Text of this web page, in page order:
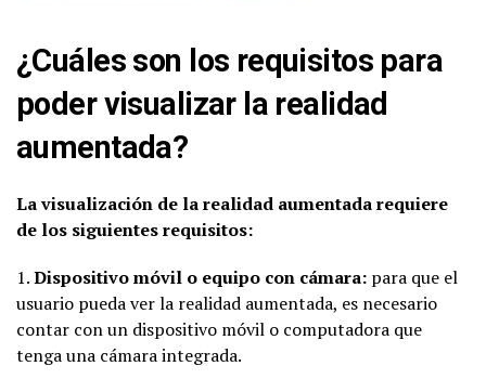
¿Cuáles son los requisitos para
poder visualizar la realidad
aumentada?
La visualización de la realidad aumentada requiere
de los siguientes requisitos:
1.Dispositivo móvil o equipo con cámara: para que el
usuario pueda ver la realidad aumentada, es necesario
contar con un dispositivo móvil o computadora que
tenga una cámara integrada.